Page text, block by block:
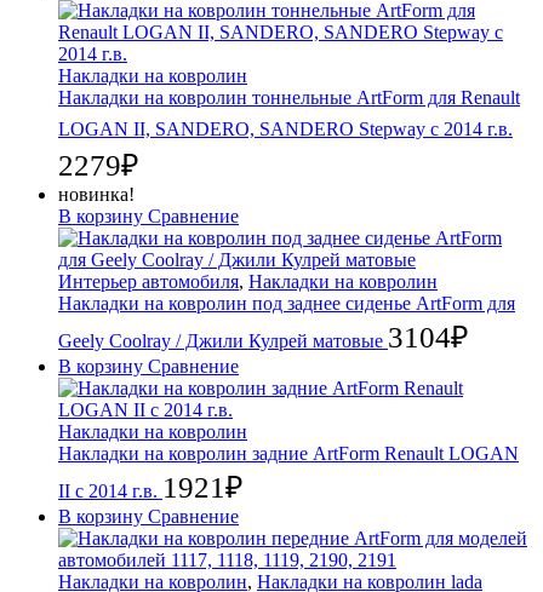
Накладки на ковролин
Накладки на ковролин тоннельные ArtForm для Renault
LOGAN II, SANDERO, SANDERO Stepway с 2014 г.в.
2279₽
новинка!
В корзину Сравнение
Интерьер автомобиля, Накладки на ковролин
Накладки на ковролин под заднее сиденье ArtForm для
Geely Coolray / Джили Кулрей матовые 3104₽
В корзину Сравнение
Накладки на ковролин
Накладки на ковролин задние ArtForm Renault LOGAN
II с 2014 г.в. 1921₽
В корзину Сравнение
Накладки на ковролин, Накладки на ковролин lada